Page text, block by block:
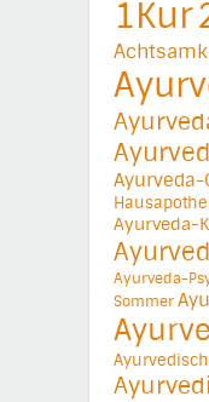
1Kur
Ayurveda-
Ayurveda-
Ayurveda-
Sommer